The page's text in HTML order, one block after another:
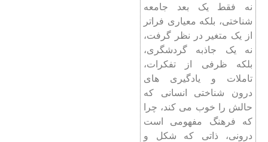
نه فقط یک بعد جامعه
شناختی، بلکه معیاری فراتر
از یک متغیر در نظر گرفت،
نه یک جاذبه گردشگری،
بلکه ظرفی از تفکرات،
تاملات و یادگیری های
درون شناختی انسانی که
حالش را خوب می کند، چرا
که فرهنگ مفهومی است
درونی، ذاتی که شکل و